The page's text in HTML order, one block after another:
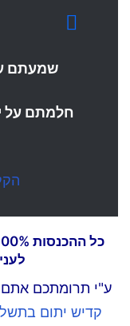
שמעתם
חלמתם על
ע"י תרומתכם אתם
קדיש יתום